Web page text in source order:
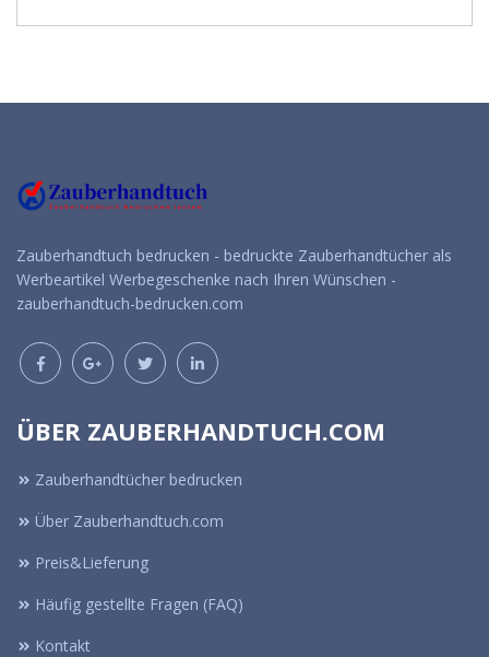
Zauberhandtuch bedrucken - bedruckte Zauberhandtücher als
Werbeartikel Werbegeschenke nach Ihren Wünschen -
zauberhandtuch-bedrucken.com
ÜBER ZAUBERHANDTUCH.COM
Zauberhandtücher bedrucken
Über Zauberhandtuch.com
Preis&Lieferung
Häufig gestellte Fragen (FAQ)
Kontakt